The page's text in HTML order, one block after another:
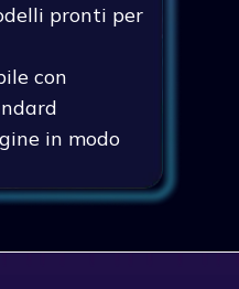
pronti per
con
in modo